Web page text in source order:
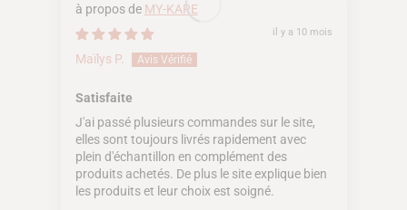
MY-KARE
il y a 10 mois
Maïlys P.
Satisfaite
J'ai passé plusieurs commandes sur le site,
elles sont toujours livrés rapidement avec
plein d'échantillon en complément des
produits achetés. De plus le site explique bien
les produits et leur choix est soigné.